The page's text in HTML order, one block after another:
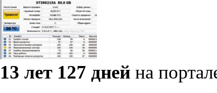
13 лет 127 дней на